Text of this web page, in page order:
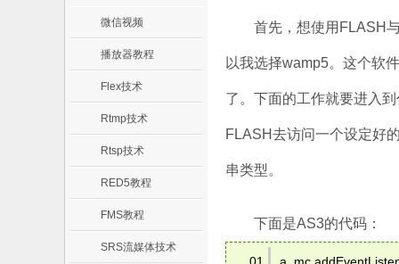
微信视频
播放器教程
Flex技术
Rtmp技术
Rtsp技术
RED5教程
FMS教程
SRS流媒体技术
首先，想使用FLASH与
以我选择wamp5。这个软
了。下面的工作就要进入
FLASH去访问一个设定好
串类型。
下面是AS3的代码：